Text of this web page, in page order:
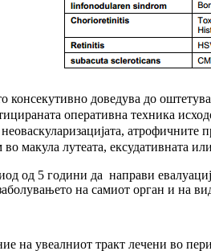
консекутивно доведува до
оперативна техника
макула лутеата, ексудативната
од 5 години да направи
на самиот орган и на
на увеалниот тракт лечени во